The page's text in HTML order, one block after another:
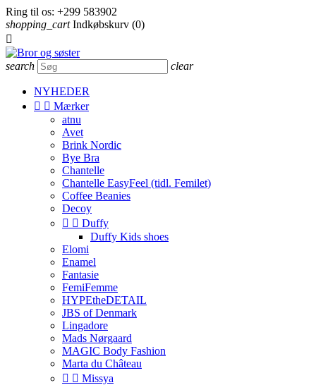
Ring til os: +299 583902
shopping_cart Indkøbskurv (0)

search clear
NYHEDER
  Mærker
atnu
Avet
Brink Nordic
Bye Bra
Chantelle
Chantelle EasyFeel (tidl. Femilet)
Coffee Beanies
Decoy
  Duffy
Duffy Kids shoes
Elomi
Enamel
Fantasie
FemiFemme
HYPEtheDETAIL
JBS of Denmark
Lingadore
Mads Nørgaard
MAGIC Body Fashion
Marta du Château
  Missya